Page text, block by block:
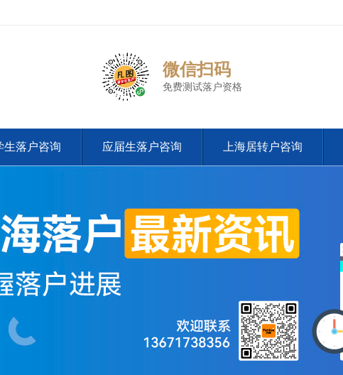
微信扫码
免费测试落户资格
生落户咨询 应届生落户咨询 上海居转户咨询